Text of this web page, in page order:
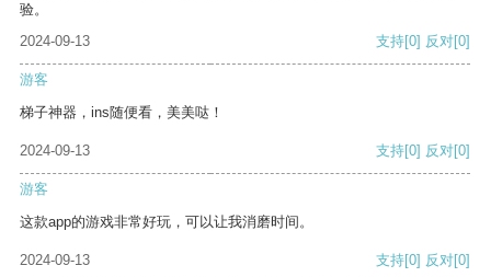
验。
2024-09-13
支持[0] 反对[0]
游客
梯子神器，ins随便看，美美哒！
2024-09-13 支持[0] 反对[0]
游客
这款app的游戏非常好玩，可以让我消磨时间。
2024-09-13 支持[0] 反对[0]